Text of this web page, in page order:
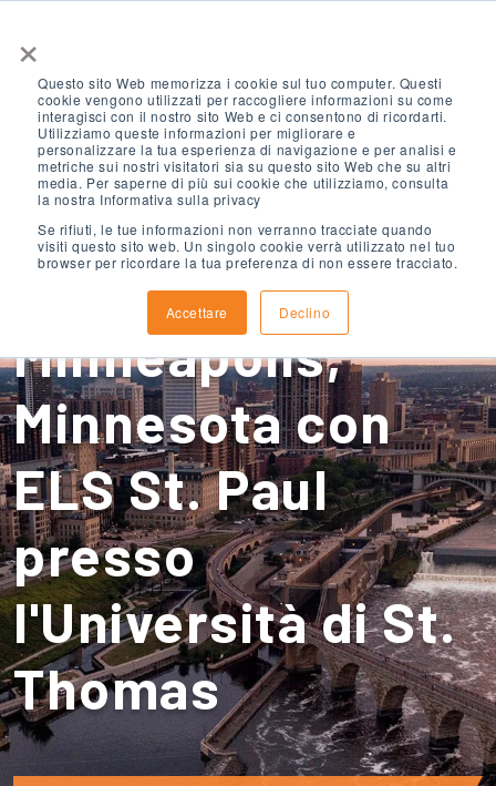
×
Questo sito Web memorizza i cookie sul tuo computer. Questi
cookie vengono utilizzati per raccogliere informazioni su come
interagisci con il nostro sito Web e ci consentono di ricordarti.
Utilizziamo queste informazioni per migliorare e
personalizzare la tua esperienza di navigazione e per analisi e
metriche sui nostri visitatori sia su questo sito Web che su altri
media. Per saperne di più sui cookie che utilizziamo, consulta
la nostra Informativa sulla privacy
Se rifiuti, le tue informazioni non verranno tracciate quando
visiti questo sito web. Un singolo cookie verrà utilizzato nel tuo
browser per ricordare la tua preferenza di non essere tracciato.
Accettare Declino
Impara l'inglese a
St. Paul-
Minneapolis,
Minnesota con
ELS St. Paul
presso
l'Università di St.
Thomas